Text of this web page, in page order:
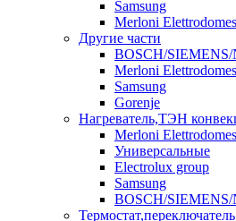
Samsung
Merloni
Другие части
BOSCH/SIEMENS/
Merloni
Samsung
Gorenje
Нагреватель,ТЭН
Merloni
Универсальные
Electrolux group
Samsung
BOSCH/SIEMENS/